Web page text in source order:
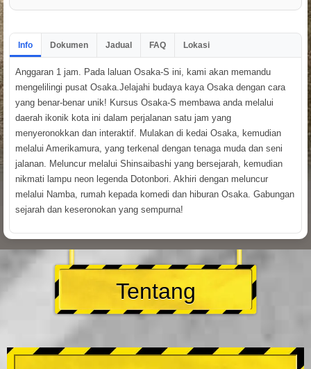
Info Dokumen Jadual FAQ Lokasi
Anggaran 1 jam. Pada laluan Osaka-S ini, kami akan memandu
mengelilingi pusat Osaka.Jelajahi budaya kaya Osaka dengan cara
yang benar-benar unik! Kursus Osaka-S membawa anda melalui
daerah ikonik kota ini dalam perjalanan satu jam yang
menyeronokkan dan interaktif. Mulakan di kedai Osaka, kemudian
melalui Amerikamura, yang terkenal dengan tenaga muda dan seni
jalanan. Meluncur melalui Shinsaibashi yang bersejarah, kemudian
nikmati lampu neon legenda Dotonbori. Akhiri dengan meluncur
melalui Namba, rumah kepada komedi dan hiburan Osaka. Gabungan
sejarah dan keseronokan yang sempurna!
Tentang